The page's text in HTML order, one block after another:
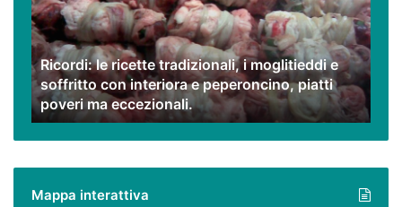
i
moglitieddi
e
soffritto
con
interiora
e
peperoncino,
ma
Ricordi: le ricette tradizionali, i moglitieddi e
soffritto con interiora e peperoncino, piatti
poveri ma eccezionali.
Mappa interattiva